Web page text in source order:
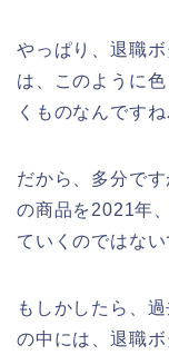
やっぱり、退職
は、このように
くものなんですね
だから、多分で
の商品を2021年
ていくのではない
もしかしたら、
の中には、退職